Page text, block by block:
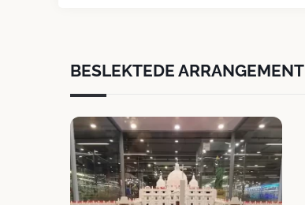
BESLEKTEDE ARRANGEMENT